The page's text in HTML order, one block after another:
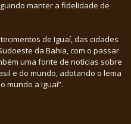
manter a fidelidade de
de Iguaí, das cidades
da Bahia, com o passar
uma fonte de notícias sobre
e do mundo, adotando o lema
mundo a Iguaí”.